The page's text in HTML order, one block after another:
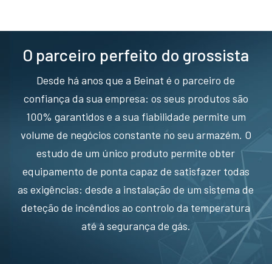
O parceiro perfeito do grossista
Desde há anos que a Beinat é o parceiro de
confiança da sua empresa: os seus produtos são
100% garantidos e a sua fiabilidade permite um
volume de negócios constante no seu armazém. O
estudo de um único produto permite obter
equipamento de ponta capaz de satisfazer todas
as exigências: desde a instalação de um sistema de
deteção de incêndios ao controlo da temperatura
até à segurança de gás.